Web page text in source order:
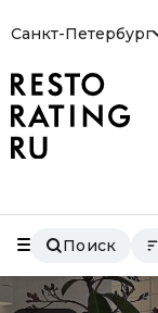
Санкт-Петербург
Поиск